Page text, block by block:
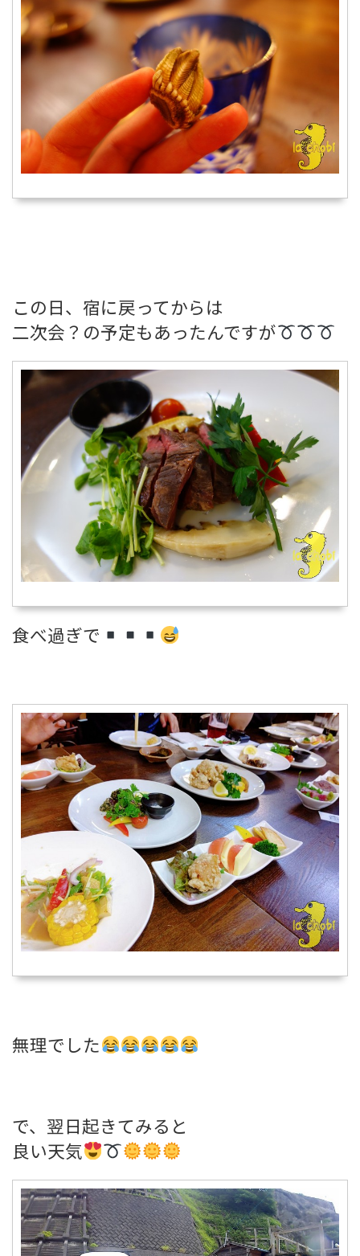
この日、宿に戻ってからは
二次会？の予定もあったんですが
食べ過ぎで
無理でした
で、翌日起きてみると
良い天気